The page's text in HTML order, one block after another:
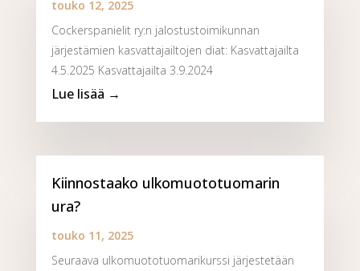
touko 12, 2025
Cockerspanielit ry:n jalostustoimikunnan
järjestämien kasvattajailtojen diat: Kasvattajailta
4.5.2025 Kasvattajailta 3.9.2024
Kiinnostaako ulkomuototuomarin
ura?
touko 11, 2025
Seuraava ulkomuototuomarikurssi järjestetään